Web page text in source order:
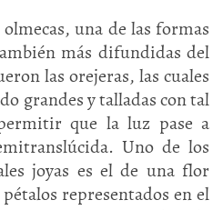
una de las formas
más difundidas del
las orejeras, las cuales
grandes y talladas con tal
que la luz pase a
Uno de los
joyas es el de una flor
representados en el